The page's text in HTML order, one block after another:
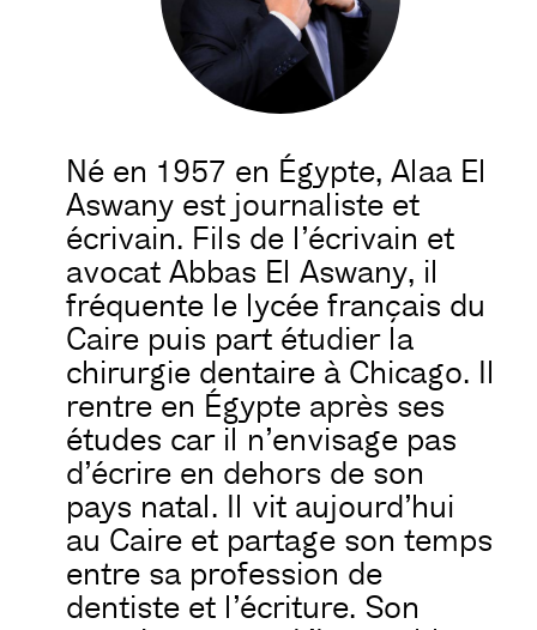
Né en 1957 en Égypte, Alaa El
Aswany est journaliste et
écrivain. Fils de l’écrivain et
avocat Abbas El Aswany, il
fréquente le lycée français du
Caire puis part étudier la
chirurgie dentaire à Chicago. Il
rentre en Égypte après ses
études car il n’envisage pas
d’écrire en dehors de son
pays natal. Il vit aujourd’hui
au Caire et partage son temps
entre sa profession de
dentiste et l’écriture. Son